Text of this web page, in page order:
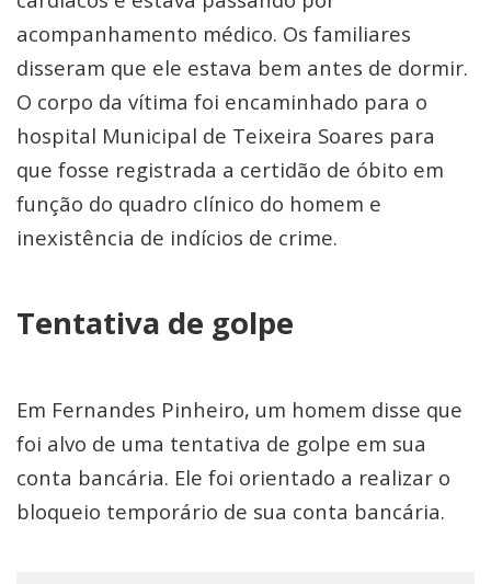
acompanhamento médico. Os familiares
disseram que ele estava bem antes de dormir.
O corpo da vítima foi encaminhado para o
hospital Municipal de Teixeira Soares para
que fosse registrada a certidão de óbito em
função do quadro clínico do homem e
inexistência de indícios de crime.
Tentativa de golpe
Em Fernandes Pinheiro, um homem disse que
foi alvo de uma tentativa de golpe em sua
conta bancária. Ele foi orientado a realizar o
bloqueio temporário de sua conta bancária.